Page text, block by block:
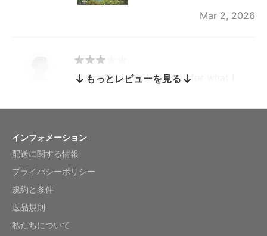
Mar 2, 2026
by charles
The calendar is too small for what I
Reviewed
もっとレビューを見る
インフォメーション
配送に関する情報
プライバシーポリシー
規約と条件
返品規則
私たちについて